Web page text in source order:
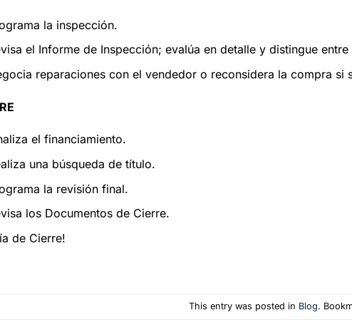
la inspección.
el Informe de Inspección; evalúa en detalle y distingue
reparaciones con el vendedor o reconsidera la compra si
el financiamiento.
una búsqueda de título.
la revisión final.
los Documentos de Cierre.
de Cierre!
This entry was posted in Blog.